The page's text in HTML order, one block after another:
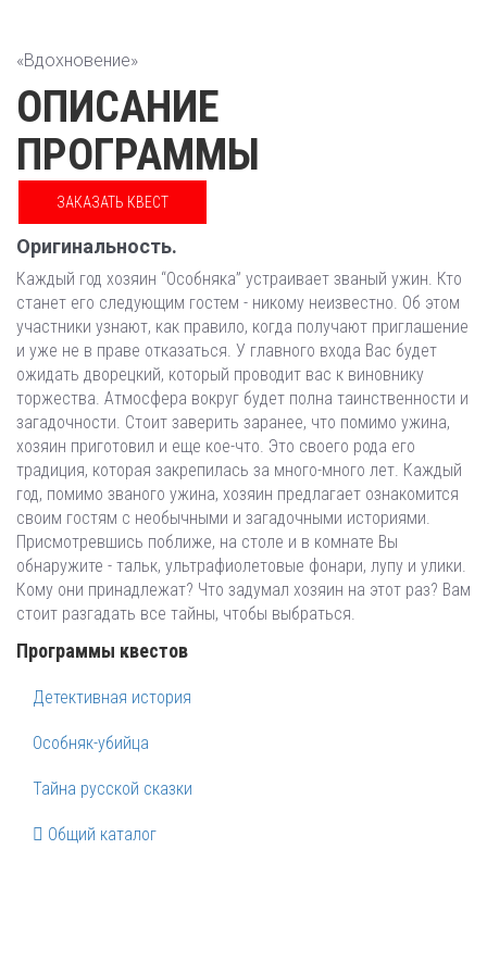
«Вдохновение»
ОПИСАНИЕ
ПРОГРАММЫ
ЗАКАЗАТЬ КВЕСТ
Оригинальность.
Каждый год хозяин “Особняка” устраивает званый ужин. Кто
станет его следующим гостем - никому неизвестно. Об этом
участники узнают, как правило, когда получают приглашение
и уже не в праве отказаться. У главного входа Вас будет
ожидать дворецкий, который проводит вас к виновнику
торжества. Атмосфера вокруг будет полна таинственности и
загадочности. Стоит заверить заранее, что помимо ужина,
хозяин приготовил и еще кое-что. Это своего рода его
традиция, которая закрепилась за много-много лет. Каждый
год, помимо званого ужина, хозяин предлагает ознакомится
своим гостям с необычными и загадочными историями.
Присмотревшись поближе, на столе и в комнате Вы
обнаружите - тальк, ультрафиолетовые фонари, лупу и улики.
Кому они принадлежат? Что задумал хозяин на этот раз? Вам
стоит разгадать все тайны, чтобы выбраться.
Программы квестов
Детективная история
Особняк-убийца
Тайна русской сказки
Общий каталог